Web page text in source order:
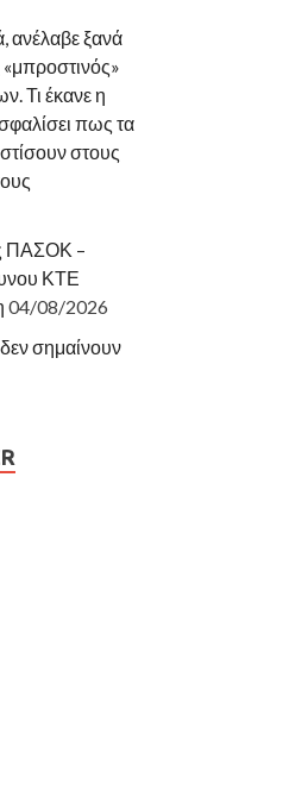
ανέλαβε ξανά
Τι έκανε η
πως τα
στους
ΠΑΣΟΚ –
ΚΤΕ
04/08/2026
σημαίνουν